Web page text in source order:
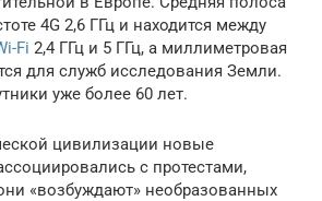
4G 2,6 ГГц и находится между
Fi 2,4 ГГц и 5 ГГц, а миллиметровая
для служб исследования Земли.
уже более 60 лет.
цивилизации новые
с протестами,
«возбуждают» необразованных